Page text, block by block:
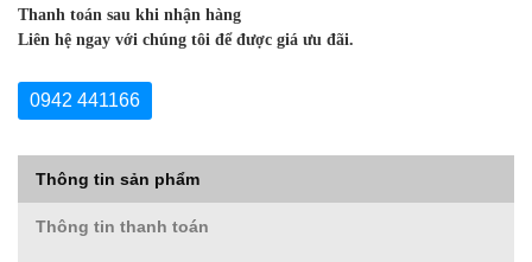
Thanh toán sau khi nhận hàng
Liên hệ ngay với chúng tôi để được giá ưu đãi.
0942 441166
Thông tin sản phẩm
Thông tin thanh toán